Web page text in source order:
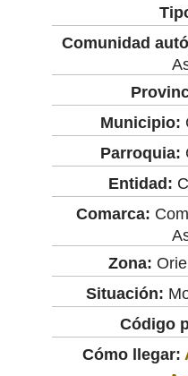
Comunidad
Municipio:
Parroquia:
Entidad:
Comarca:
Zona:
Situación:
Código
Cómo llegar: